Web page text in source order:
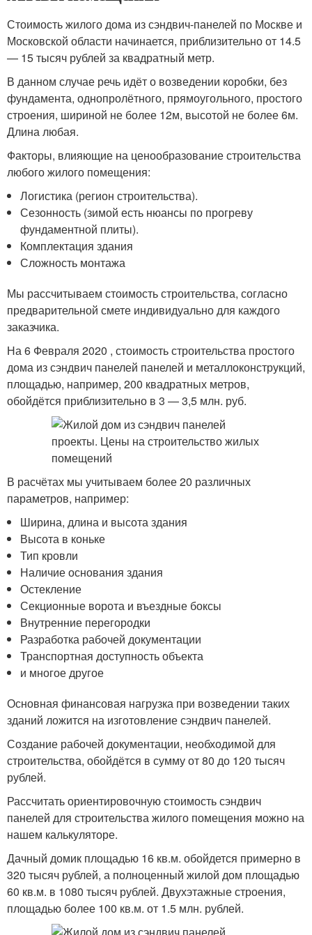
Стоимость жилого дома из сэндвич-панелей по Москве и
Московской области начинается, приблизительно от 14.5
— 15 тысяч рублей за квадратный метр.
В данном случае речь идёт о возведении коробки, без
фундамента, однопролётного, прямоугольного, простого
строения, шириной не более 12м, высотой не более 6м.
Длина любая.
Факторы, влияющие на ценообразование строительства
любого жилого помещения:
Логистика (регион строительства).
Сезонность (зимой есть нюансы по прогреву
фундаментной плиты).
Комплектация здания
Сложность монтажа
Мы рассчитываем стоимость строительства, согласно
предварительной смете индивидуально для каждого
заказчика.
На 6 Февраля 2020 , стоимость строительства простого
дома из сэндвич панелей панелей и металлоконструкций,
площадью, например, 200 квадратных метров,
обойдётся приблизительно в 3 — 3,5 млн. руб.
В расчётах мы учитываем более 20 различных
параметров, например:
Ширина, длина и высота здания
Высота в коньке
Тип кровли
Наличие основания здания
Остекление
Секционные ворота и въездные боксы
Внутренние перегородки
Разработка рабочей документации
Транспортная доступность объекта
и многое другое
Основная финансовая нагрузка при возведении таких
зданий ложится на изготовление сэндвич панелей.
Создание рабочей документации, необходимой для
строительства, обойдётся в сумму от 80 до 120 тысяч
рублей.
Рассчитать ориентировочную стоимость сэндвич
панелей для строительства жилого помещения можно на
нашем калькуляторе.
Дачный домик площадью 16 кв.м. обойдется примерно в
320 тысяч рублей, а полноценный жилой дом площадью
60 кв.м. в 1080 тысяч рублей. Двухэтажные строения,
площадью более 100 кв.м. от 1.5 млн. рублей.